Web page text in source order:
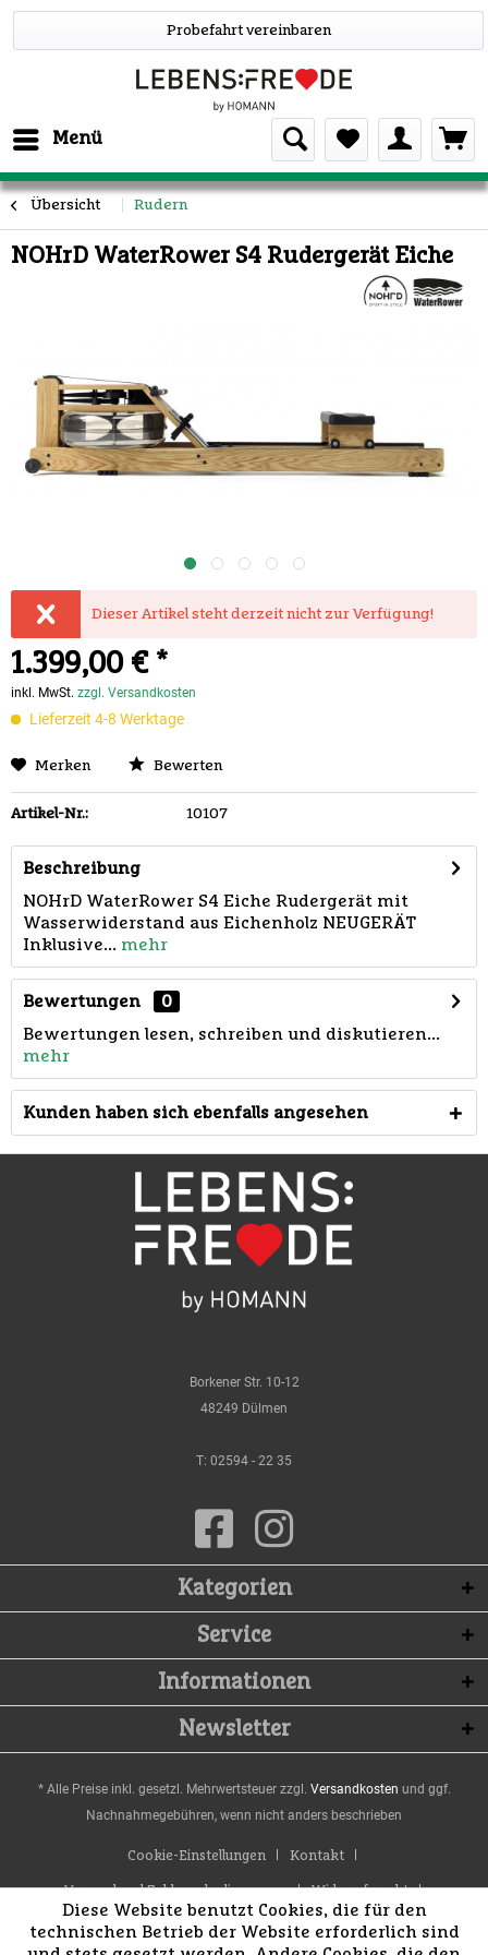
Probefahrt vereinbaren
Menü
Übersicht Rudern
NOHrD WaterRower S4 Rudergerät Eiche
Dieser Artikel steht derzeit nicht zur Verfügung!
1.399,00 € *
inkl. MwSt. zzgl. Versandkosten
Lieferzeit 4-8 Werktage
Merken Bewerten
Artikel-Nr.: 10107
Beschreibung
NOHrD WaterRower S4 Eiche Rudergerät mit
Wasserwiderstand aus Eichenholz NEUGERÄT
Inklusive... mehr
Bewertungen
0
Bewertungen lesen, schreiben und diskutieren...
mehr
Kunden haben sich ebenfalls angesehen
Borkener Str. 10-12
48249 Dülmen
T: 02594 - 22 35
Kategorien
Service
Informationen
Newsletter
* Alle Preise inkl. gesetzl. Mehrwertsteuer zzgl. Versandkosten und ggf.
Nachnahmegebühren, wenn nicht anders beschrieben
Cookie-Einstellungen Kontakt
Versand und Zahlungsbedingungen Widerrufsrecht
Datenschutz AGB Impressum
Diese Website benutzt Cookies, die für den
technischen Betrieb der Website erforderlich sind